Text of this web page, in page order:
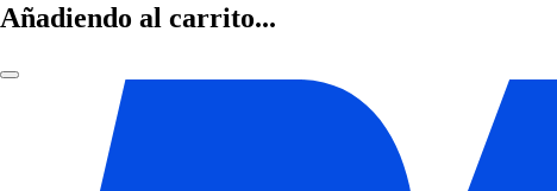
Añadiendo al carrito...